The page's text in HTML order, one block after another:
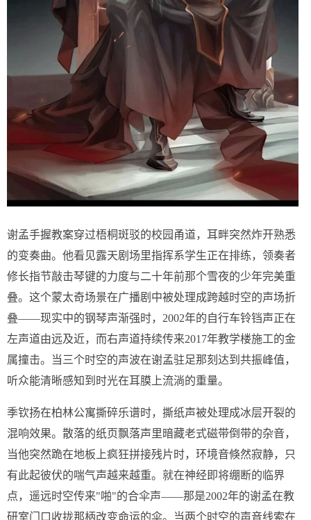
谢孟手握教案穿过梧桐斑驳的校园甬道，耳畔突然炸开熟悉
的变奏曲。他看见露天剧场里指挥系学生正在排练，领奏者
修长指节敲击琴键的力度与二十年前那个雪夜的少年完美重
叠。这个蒙太奇场景在广播剧中被处理成跨越时空的声场折
叠——现实中的钢琴声渐强时，2002年的自行车铃铛声正在
左声道由远及近，而右声道持续传来2017年教学楼施工的金
属撞击。当三个时空的声波在谢孟驻足那刻达到共振峰值，
听众能清晰感知到时光在耳膜上流淌的重量。
季钦扬在柏林公寓撕碎乐谱时，撕纸声被处理成冰层开裂的
混响效果。散落的纸页飘落声里暗藏老式磁带倒带的杂音，
当他突然跪在地板上疯狂拼接残片时，环境音倏然寂静，只
有此起彼伏的喘气声越来越重。就在神经即将绷断的临界
点，遥远时空传来"啪"的合伞声——那是2002年的谢孟在教
研室门口收拢那柄改变命运的伞。当两个时空的声音线索在